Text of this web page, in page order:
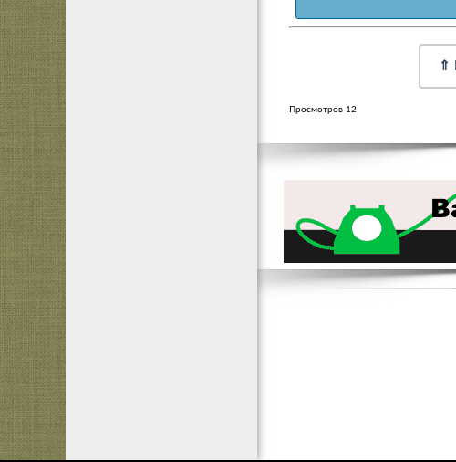
⇑
Просмотров 12